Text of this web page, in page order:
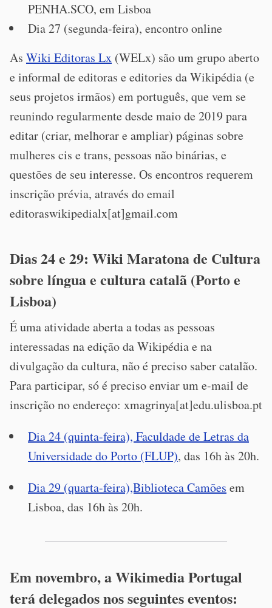
PENHA.SCO, em Lisboa
Dia 27 (segunda-feira), encontro online
As Wiki Editoras Lx (WELx) são um grupo aberto
e informal de editoras e editories da Wikipédia (e
seus projetos irmãos) em português, que vem se
reunindo regularmente desde maio de 2019 para
editar (criar, melhorar e ampliar) páginas sobre
mulheres cis e trans, pessoas não binárias, e
questões de seu interesse. Os encontros requerem
inscrição prévia, através do email
editoraswikipedialx[at]gmail.com
Dias 24 e 29: Wiki Maratona de Cultura
sobre língua e cultura catalã (Porto e
Lisboa)
É uma atividade aberta a todas as pessoas
interessadas na edição da Wikipédia e na
divulgação da cultura, não é preciso saber catalão.
Para participar, só é preciso enviar um e-mail de
inscrição no endereço: xmagrinya[at]edu.ulisboa.pt
Dia 24 (quinta-feira), Faculdade de Letras da
Universidade do Porto (FLUP), das 16h às 20h.
Dia 29 (quarta-feira),Biblioteca Camões em
Lisboa, das 16h às 20h.
Em novembro, a Wikimedia Portugal
terá delegados nos seguintes eventos: